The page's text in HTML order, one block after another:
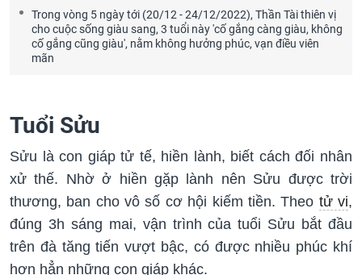
Trong vòng 5 ngày tới (20/12 - 24/12/2022), Thần Tài thiên vị
cho cuộc sống giàu sang, 3 tuổi này 'cố gắng càng giàu, không
cố gắng cũng giàu', nằm không hưởng phúc, vạn điều viên
mãn
Tuổi Sửu
Sửu là con giáp tử tế, hiền lành, biết cách đối nhân
xử thế. Nhờ ở hiền gặp lành nên Sửu được trời
thương, ban cho vô số cơ hội kiếm tiền. Theo tử vi,
đúng 3h sáng mai, vận trình của tuổi Sửu bắt đầu
trên đà tăng tiến vượt bậc, có được nhiều phúc khí
hơn hẳn những con giáp khác.